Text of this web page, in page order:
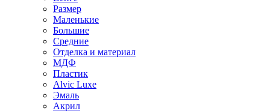
Размер
Маленькие
Большие
Средние
Отделка и материал
МДФ
Пластик
Alvic Luxe
Эмаль
Акрил